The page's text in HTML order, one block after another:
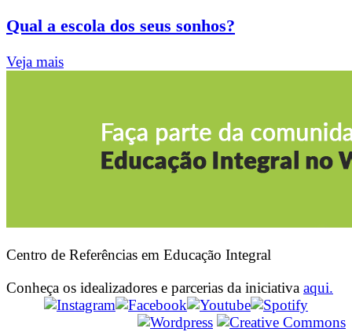
Qual a escola dos seus sonhos?
Veja mais
Centro de Referências em Educação Integral
Conheça os idealizadores e parcerias da iniciativa aqui.